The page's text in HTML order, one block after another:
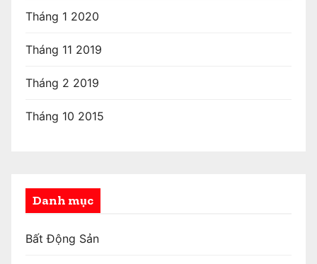
Tháng 1 2020
Tháng 11 2019
Tháng 2 2019
Tháng 10 2015
Danh mục
Bất Động Sản